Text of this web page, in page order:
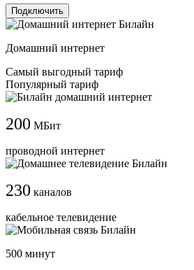
Подключить
Домашний интернет
Самый выгодный тариф
Популярный тариф
200 МБит
проводной интернет
230 каналов
кабельное телевидение
500 минут